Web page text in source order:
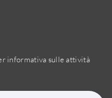
informativa sulle attività